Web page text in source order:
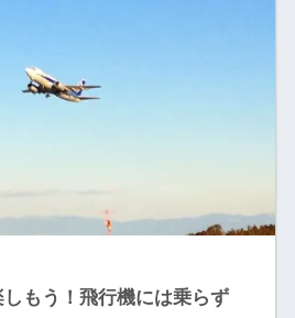
もう！飛行機には乗らず